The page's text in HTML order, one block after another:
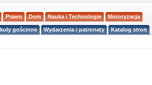
Prawo Dom Nauka i Technologie Motoryzacja
gościnne Wydarzenia i patronaty Katalog stron